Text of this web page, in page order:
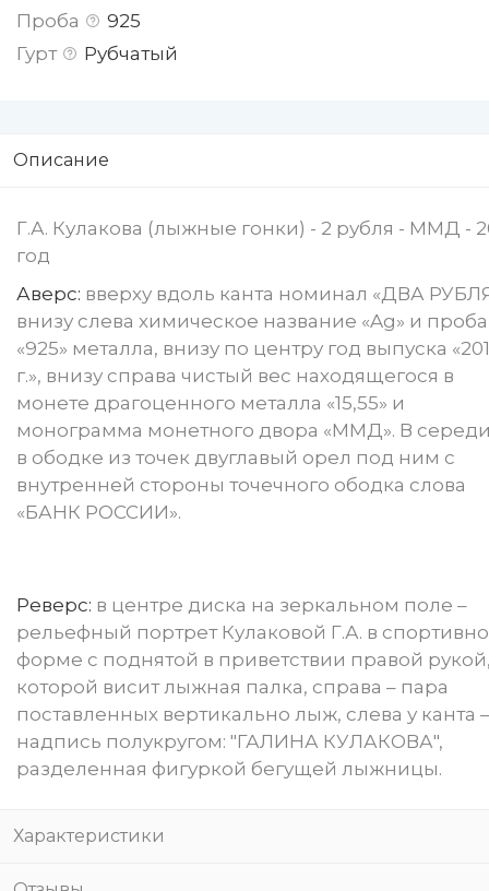
Проба
925
Гурт
Рубчатый
Описание
Г.А. Кулакова (лыжные гонки) - 2 рубля - ММД -
год
Аверс: вверху вдоль канта номинал «ДВА
внизу слева химическое название «Ag» и проба
«925» металла, внизу по центру год выпуска
г.», внизу справа чистый вес находящегося в
монете драгоценного металла «15,55» и
монограмма монетного двора «ММД». В
в ободке из точек двуглавый орел под ним с
внутренней стороны точечного ободка слова
«БАНК РОССИИ».
Реверс: в центре диска на зеркальном поле –
рельефный портрет Кулаковой Г.А. в
форме с поднятой в приветствии правой
которой висит лыжная палка, справа – пара
поставленных вертикально лыж, слева у канта –
надпись полукругом: "ГАЛИНА КУЛАКОВА",
разделенная фигуркой бегущей лыжницы.
Характеристики